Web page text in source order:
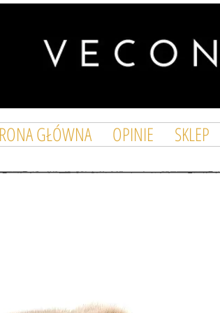
GŁÓWNA OPINIE SKLEP